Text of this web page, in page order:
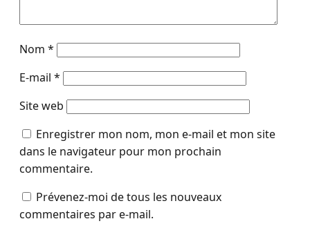
Nom *
E-mail *
Site web
Enregistrer mon nom, mon e-mail et mon site
dans le navigateur pour mon prochain
commentaire.
Prévenez-moi de tous les nouveaux
commentaires par e-mail.